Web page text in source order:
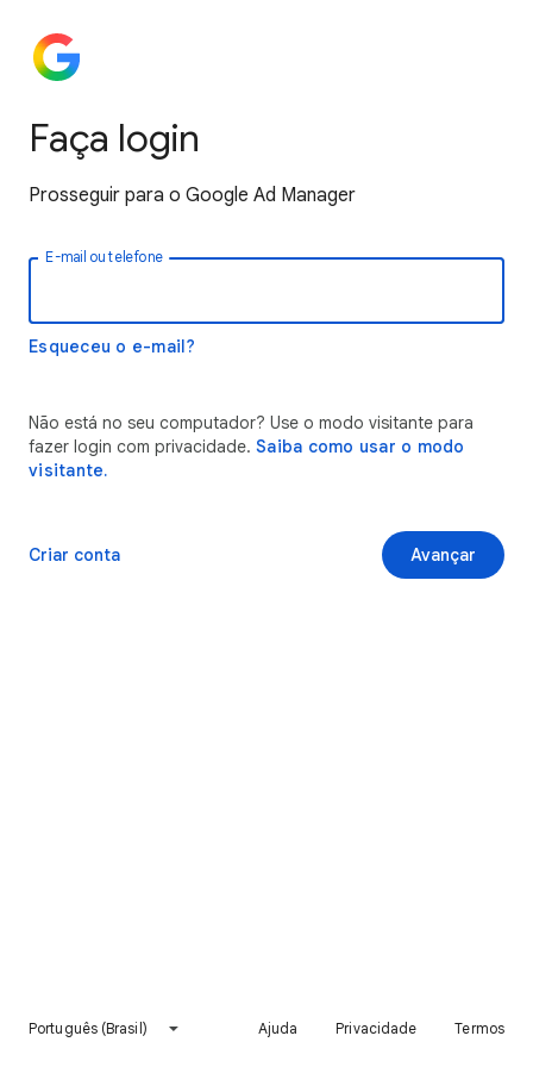
Faça login
Prosseguir para o Google Ad Manager
E-mail ou telefone
Esqueceu o e-mail?
Não está no seu computador? Use o modo visitante para
fazer login com privacidade. Saiba como usar o modo
visitante.
Avançar
Criar conta
Português (Brasil) Ajuda Privacidade Termos